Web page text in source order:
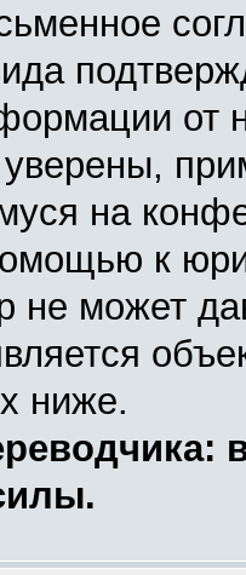
от
на
к
не может
ниже.